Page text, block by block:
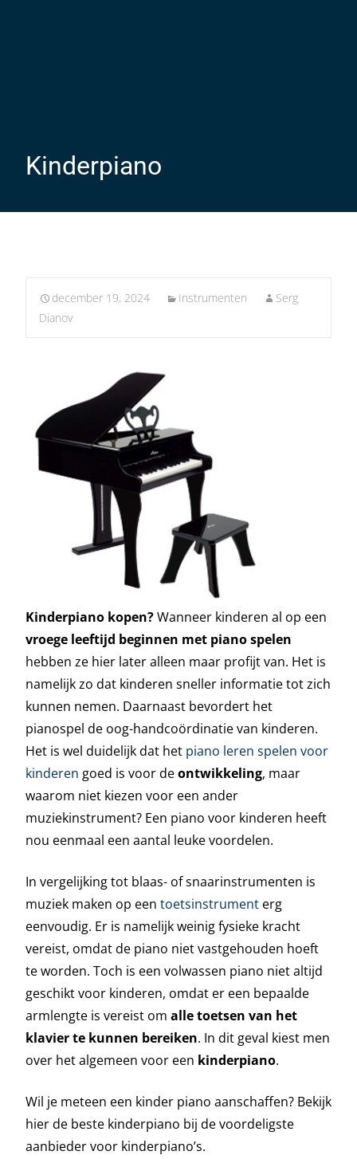
Kinderpiano
december 19, 2024 Instrumenten
Serg
Dianov
Kinderpiano kopen?Wanneer kinderen al op een
vroege leeftijd beginnen met piano spelen
hebben ze hier later alleen maar profijt van. Het is
namelijk zo dat kinderen sneller informatie tot zich
kunnen nemen. Daarnaast bevordert het
pianospel de oog-handcoördinatie van kinderen.
Het is wel duidelijk dat het piano leren spelen voor
kinderen goed is voor deontwikkeling, maar
waarom niet kiezen voor een ander
muziekinstrument? Een piano voor kinderen heeft
nou eenmaal een aantal leuke voordelen.
In vergelijking tot blaas- of snaarinstrumenten is
muziek maken op een toetsinstrument erg
eenvoudig. Er is namelijk weinig fysieke kracht
vereist, omdat de piano niet vastgehouden hoeft
te worden. Toch is een volwassen piano niet altijd
geschikt voor kinderen, omdat er een bepaalde
armlengte is vereist om alle toetsen van het
klavier te kunnen bereiken. In dit geval kiest men
over het algemeen voor een kinderpiano.
Wil je meteen een kinder piano aanschaffen? Bekijk
hier de beste kinderpiano bij de voordeligste
aanbieder voor kinderpiano’s.